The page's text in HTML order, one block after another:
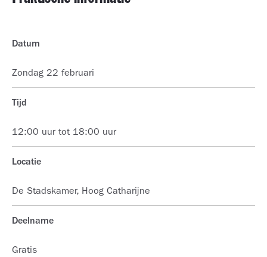
Datum
Zondag 22 februari
Tijd
12:00 uur tot 18:00 uur
Locatie
De Stadskamer, Hoog Catharijne
Deelname
Gratis